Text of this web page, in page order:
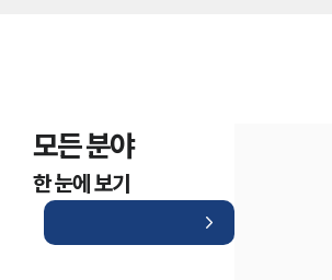
모든 분야
한 눈에 보기